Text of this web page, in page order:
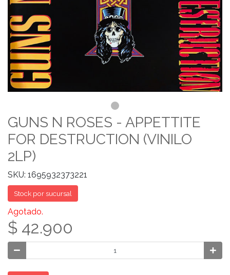
GUNS N ROSES - APPETTITE
FOR DESTRUCTION (VINILO
2LP)
SKU: 1695932373221
Stock por sucursal
Agotado.
$ 42.900